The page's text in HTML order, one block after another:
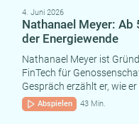
4. Juni 2026
Nathanael Meyer:
der Energiewende
Nathanael Meyer ist
FinTech für
Gespräch erzählt er, wie
Abspielen 43 Min.